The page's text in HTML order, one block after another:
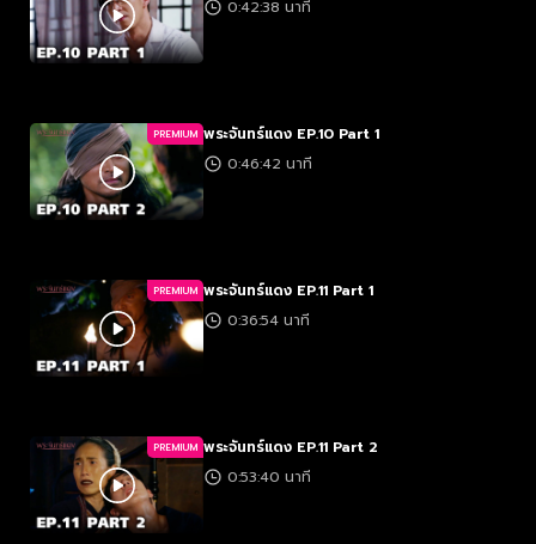
0:42:38 นาที
PREMIUM พระจันทร์แดง EP.10 Part 1
0:46:42 นาที
PREMIUM พระจันทร์แดง EP.11 Part 1
0:36:54 นาที
PREMIUM พระจันทร์แดง EP.11 Part 2
0:53:40 นาที